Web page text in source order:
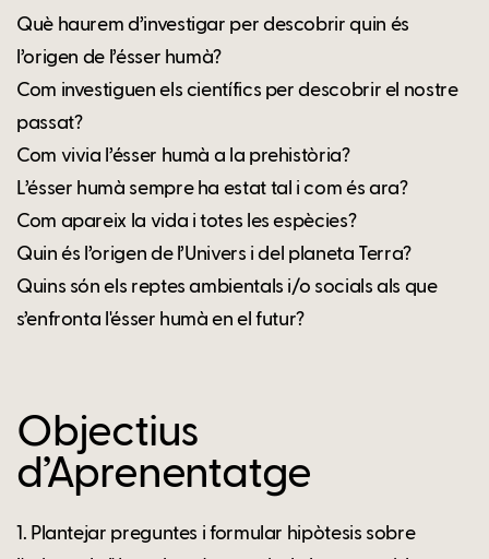
Què haurem d’investigar per descobrir quin és
l’origen de l’ésser humà?
Com investiguen els científics per descobrir el nostre
passat?
Com vivia l’ésser humà a la prehistòria?
L’ésser humà sempre ha estat tal i com és ara?
Com apareix la vida i totes les espècies?
Quin és l’origen de l’Univers i del planeta Terra?
Quins són els reptes ambientals i/o socials als que
s’enfronta l'ésser humà en el futur?
Objectius
d’Aprenentatge
1. Plantejar preguntes i formular hipòtesis sobre